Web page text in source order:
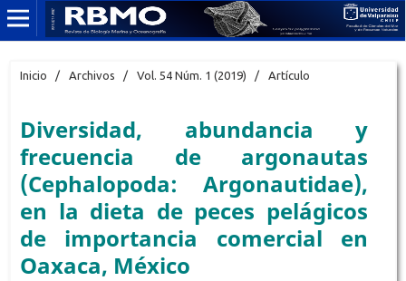
Inicio / Archivos / Vol. 54 Núm. 1 (2019) / Artículo
Diversidad, abundancia y
frecuencia de argonautas
(Cephalopoda: Argonautidae),
en la dieta de peces pelágicos
de importancia comercial en
Oaxaca, México